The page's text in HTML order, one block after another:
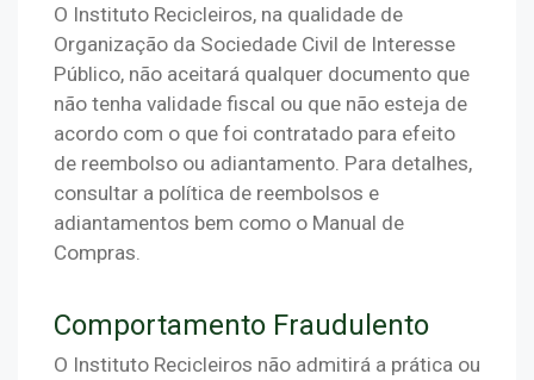
O Instituto Recicleiros, na qualidade de
Organização da Sociedade Civil de Interesse
Público, não aceitará qualquer documento que
não tenha validade fiscal ou que não esteja de
acordo com o que foi contratado para efeito
de reembolso ou adiantamento. Para detalhes,
consultar a política de reembolsos e
adiantamentos bem como o Manual de
Compras.
Comportamento Fraudulento
O Instituto Recicleiros não admitirá a prática ou